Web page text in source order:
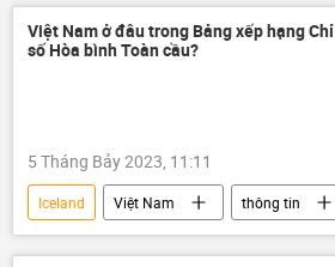
Ireland
giàu có
Việt Nam ở đâu trong Bảng xếp hạng Chỉ
số Hòa bình Toàn cầu?
5 Tháng Bảy 2023, 11:11
Iceland Việt Nam
thông tin
cơ chế xếp hạng
Chỉ số an toàn